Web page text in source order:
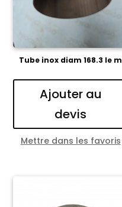
Tube inox diam 168.3 le m
Ajouter au
devis
Mettre dans les favoris